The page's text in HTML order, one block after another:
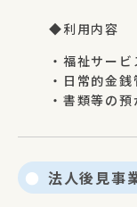
◆利用内容
・福祉サー
・日常的金
・書類等の預
法人後見事